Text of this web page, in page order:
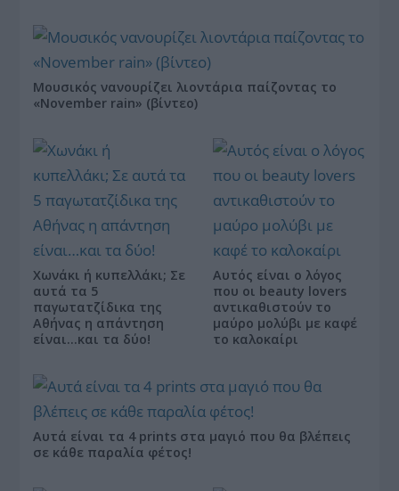
Μουσικός νανουρίζει λιοντάρια παίζοντας το
«November rain» (βίντεο)
Χωνάκι ή κυπελλάκι; Σε
αυτά τα 5
παγωτατζίδικα της
Αθήνας η απάντηση
είναι…και τα δύο!
Αυτός είναι ο λόγος
που οι beauty lovers
αντικαθιστούν το
μαύρο μολύβι με καφέ
το καλοκαίρι
Αυτά είναι τα 4 prints στα μαγιό που θα βλέπεις
σε κάθε παραλία φέτος!